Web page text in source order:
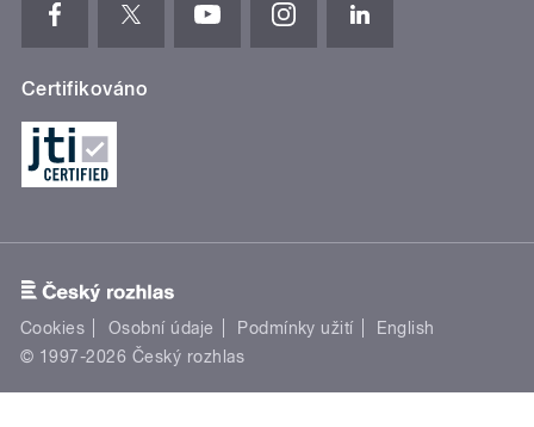
Certifikováno
Cookies Osobní údaje Podmínky užití
English
© 1997-2026 Český rozhlas